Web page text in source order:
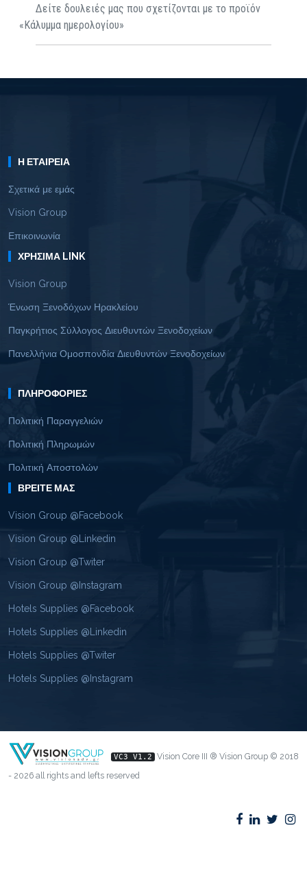
Δείτε δουλειές μας που σχετίζονται με το προϊόν
«Κάλυμμα ημερολογίου»
Η ΕΤΑΙΡΕΊΑ
Σχετικά με εμάς
Vision Group
Επικοινωνία
ΧΡΉΣΙΜΑ LINK
Vision Group
Ένωση Ξενοδόχων Ηρακλείου
Παγκρήτιος Σύλλογος Διευθυντών Ξενοδοχείων
Πανελλήνια Ομοσπονδία Διευθυντών Ξενοδοχείων
ΠΛΗΡΟΦΟΡΊΕΣ
Πολιτική Παραγγελιών
Πολιτική Πληρωμών
Πολιτική Αποστολών
ΒΡΕΊΤΕ ΜΑΣ
Vision Group @Facebook
Vision Group @Linkedin
Vision Group @Twiter
Vision Group @Instagram
Hotels Supplies @Facebook
Hotels Supplies @Linkedin
Hotels Supplies @Twiter
Hotels Supplies @Instagram
VC3 V1.2
Vision Core III ® Vision Group © 2018
- 2026 all rights and lefts reserved